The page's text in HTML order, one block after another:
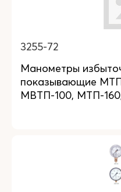
3255-72
Манометры
показывающие
МВТП-100, МТП-